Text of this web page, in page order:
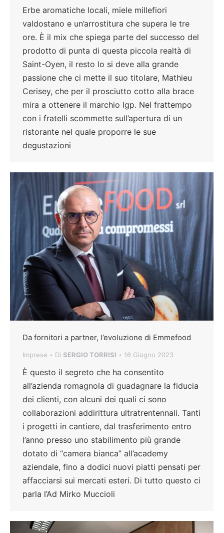
Erbe aromatiche locali, miele millefiori
valdostano e un’arrostitura che supera le tre
ore. È il mix che spiega parte del successo del
prodotto di punta di questa piccola realtà di
Saint-Oyen, il resto lo si deve alla grande
passione che ci mette il suo titolare, Mathieu
Cerisey, che per il prosciutto cotto alla brace
mira a ottenere il marchio Igp. Nel frattempo
con i fratelli scommette sull’apertura di un
ristorante nel quale proporre le sue
degustazioni
Da fornitori a partner, l’evoluzione di Emmefood
Imprese Di SERGIO TORRISI 16 Giugno 2023
È questo il segreto che ha consentito
all’azienda romagnola di guadagnare la fiducia
dei clienti, con alcuni dei quali ci sono
collaborazioni addirittura ultratrentennali. Tanti
i progetti in cantiere, dal trasferimento entro
l’anno presso uno stabilimento più grande
dotato di “camera bianca” all’academy
aziendale, fino a dodici nuovi piatti pensati per
affacciarsi sui mercati esteri. Di tutto questo ci
parla l’Ad Mirko Muccioli